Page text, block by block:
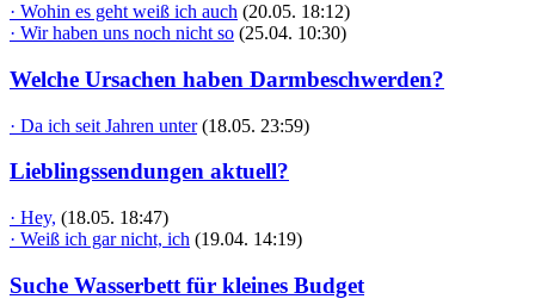
· Wohin es geht weiß ich auch (20.05. 18:12)
· Wir haben uns noch nicht so (25.04. 10:30)
Welche Ursachen haben Darmbeschwerden?
· Da ich seit Jahren unter (18.05. 23:59)
Lieblingssendungen aktuell?
· Hey, (18.05. 18:47)
· Weiß ich gar nicht, ich (19.04. 14:19)
Suche Wasserbett für kleines Budget